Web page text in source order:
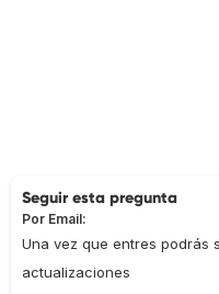
Seguir esta pregunta
Por Email:
Una vez que entres podrás
actualizaciones